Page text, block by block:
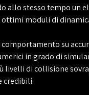
allo stesso tempo un
moduli di
su
in grado di
livelli di collisione
credibili.